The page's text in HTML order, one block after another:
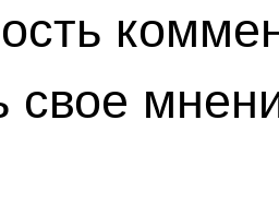
свое